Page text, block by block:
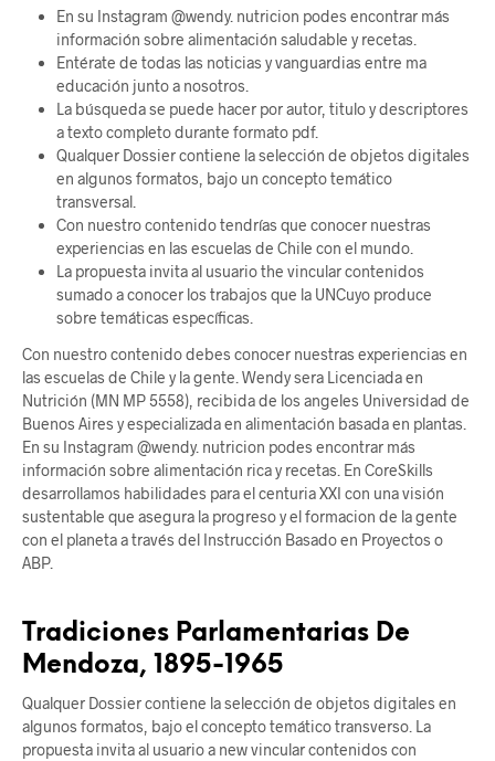
En su Instagram @wendy. nutricion podes encontrar más
información sobre alimentación saludable y recetas.
Entérate de todas las noticias y vanguardias entre ma
educación junto a nosotros.
La búsqueda se puede hacer por autor, titulo y descriptores
a texto completo durante formato pdf.
Qualquer Dossier contiene la selección de objetos digitales
en algunos formatos, bajo un concepto temático
transversal.
Con nuestro contenido tendrías que conocer nuestras
experiencias en las escuelas de Chile con el mundo.
La propuesta invita al usuario the vincular contenidos
sumado a conocer los trabajos que la UNCuyo produce
sobre temáticas específicas.
Con nuestro contenido debes conocer nuestras experiencias en
las escuelas de Chile y la gente. Wendy sera Licenciada en
Nutrición (MN MP 5558), recibida de los angeles Universidad de
Buenos Aires y especializada en alimentación basada en plantas.
En su Instagram @wendy. nutricion podes encontrar más
información sobre alimentación rica y recetas. En CoreSkills
desarrollamos habilidades para el centuria XXI con una visión
sustentable que asegura la progreso y el formacion de la gente
con el planeta a través del Instrucción Basado en Proyectos o
ABP.
Tradiciones Parlamentarias De
Mendoza, 1895-1965
Qualquer Dossier contiene la selección de objetos digitales en
algunos formatos, bajo el concepto temático transverso. La
propuesta invita al usuario a new vincular contenidos con